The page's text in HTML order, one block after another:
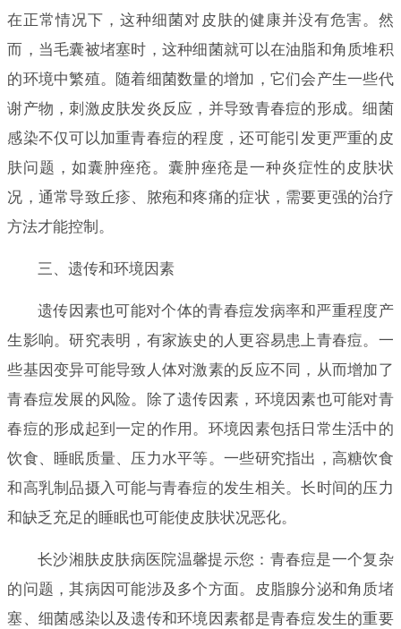
在正常情况下，这种细菌对皮肤的健康并没有危害。然
而，当毛囊被堵塞时，这种细菌就可以在油脂和角质堆积
的环境中繁殖。随着细菌数量的增加，它们会产生一些代
谢产物，刺激皮肤发炎反应，并导致青春痘的形成。细菌
感染不仅可以加重青春痘的程度，还可能引发更严重的皮
肤问题，如囊肿痤疮。囊肿痤疮是一种炎症性的皮肤状
况，通常导致丘疹、脓疱和疼痛的症状，需要更强的治疗
方法才能控制。
三、遗传和环境因素
遗传因素也可能对个体的青春痘发病率和严重程度产
生影响。研究表明，有家族史的人更容易患上青春痘。一
些基因变异可能导致人体对激素的反应不同，从而增加了
青春痘发展的风险。除了遗传因素，环境因素也可能对青
春痘的形成起到一定的作用。环境因素包括日常生活中的
饮食、睡眠质量、压力水平等。一些研究指出，高糖饮食
和高乳制品摄入可能与青春痘的发生相关。长时间的压力
和缺乏充足的睡眠也可能使皮肤状况恶化。
长沙湘肤皮肤病医院温馨提示您：青春痘是一个复杂
的问题，其病因可能涉及多个方面。皮脂腺分泌和角质堵
塞、细菌感染以及遗传和环境因素都是青春痘发生的重要